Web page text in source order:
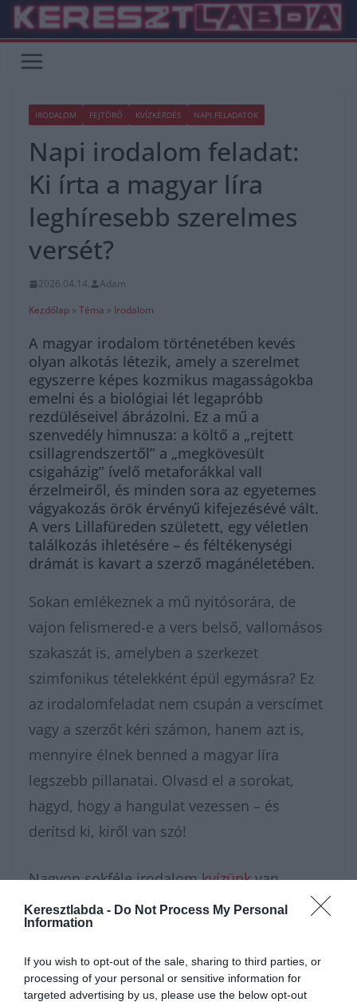
Keresztlabda - Do Not Process My Personal
Information
If you wish to opt-out of the sale, sharing to third parties, or
processing of your personal or sensitive information for
targeted advertising by us, please use the below opt-out
Skip
content
IRODALOM FEJTÖRŐ KVÍZKÉRDÉS NAPI FELADATOK
Napi irodalom feladat:
Ki írta a magyar líra
leghíresebb szerelmes
versét?
2026.04.14.
Adam
Kezdőlap » Téma » Irodalom
A magyar irodalom történetében kevés
olyan alkotás létezik, amely a szerelmet
egyszerre képes kozmikus magasságokba
emelni és a biológiai lét legapróbb
rezdüléseivel ábrázolni. Ez a mű a
szenvedély himnusza: a költő a „rejtett
csillagrendszertől” a „megkövesült
csigaházig” ívelő metaforákkal vall
érzelmeiről, és minden sora az egyetemes
vágyakozás örök érvényű kifejezésévé vált.
A vers Lillafüreden született, egy véletlen
találkozás ihletésére – és féltékenységi
drámát is kavart a szerző magánéletében.
Sokan emlékeznek a mű nyitósorára, de
vajon felismered-e a vers belső, vallomásos
szakaszát is, amelyben a szerkezet
szimfonikus tételekként épül egymásra? Ez
az irodalomfeladat nem csupán a verscímet
vagy a szerzőt kéri számon, hanem azt is,
mennyire élnek benned a magyar líra
legszebb pillanatai. Olvasd el a sorokat,
hagyd, hogy a hangulat vezessen – és
derítsd ki, kiről van szó!
Nagyon sokféle irodalomkvízünkvan,
amivel karbantarthatod az
agytekervényeidet, csak nézz körül nálunk
éstovábbi érdekes napi játékokat találhatsz.